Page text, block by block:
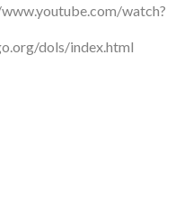
watch?
dols/index.html